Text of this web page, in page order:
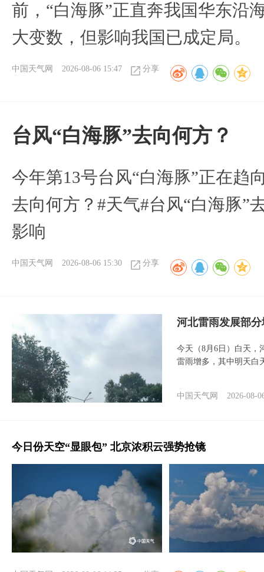
前，“白海豚”正直奔我国华东沿
大变数，但影响我国已成定局。
中国天气网 2026-08-06 15:47 分享
台风“白海豚”去向何方？
今年第13号台风“白海豚”正在趋
去向何方？#天气#台风“白海豚”
影响
中国天气网 2026-08-06 15:30 分享
河北雷雨发展部
今天（8月6日）白天，
雷雨增多，其中明天白
中国天气网 2026-08-
今日份天空“显眼包” 北京浓积云强势抢镜